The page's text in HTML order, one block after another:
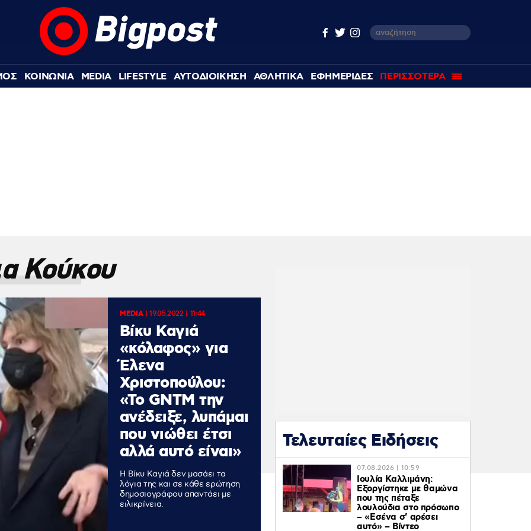
ΚΟΙΝΩΝΙΑ MEDIA LIFESTYLE ΑΥΤΟΔΙΟΙΚΗΣΗ ΑΘΛΗΤΙΚΑ ΕΦΗΜΕΡΙΔΕΣ ΠΕΡΙΣΣΟΤΕΡΑ
Κούκου
MEDIA|19.05.2022 | 11:44
Βίκυ Καγιά
«κόλαφος» για
Έλενα
Χριστοπούλου:
«Το GNTM την
ανέδειξε, λυπάμαι
που νιώθει έτσι
αλλά αυτό είναι»
Η Βίκυ Καγιά δεν μασάει τα
λόγια της και σε κάθε ερώτηση
δημοσιογράφου απαντάει με
ειλικρίνεια.
Τελευταίες Ειδήσεις
07.08.2026 | 10:59
Ιουλία Καλλιμάνη:
Εξοργίστηκε με θαμώνα
που της πέταξε
λουλούδια στο πρόσωπο
– «Εσένα σ’ αρέσει
αυτό» – Βίντεο